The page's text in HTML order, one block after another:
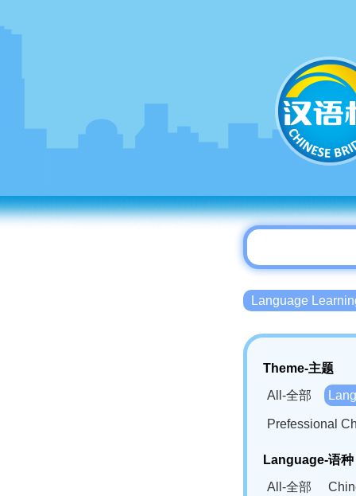
Language
Theme-主题
All-全部
Prefessional
Language-语种
All-全部